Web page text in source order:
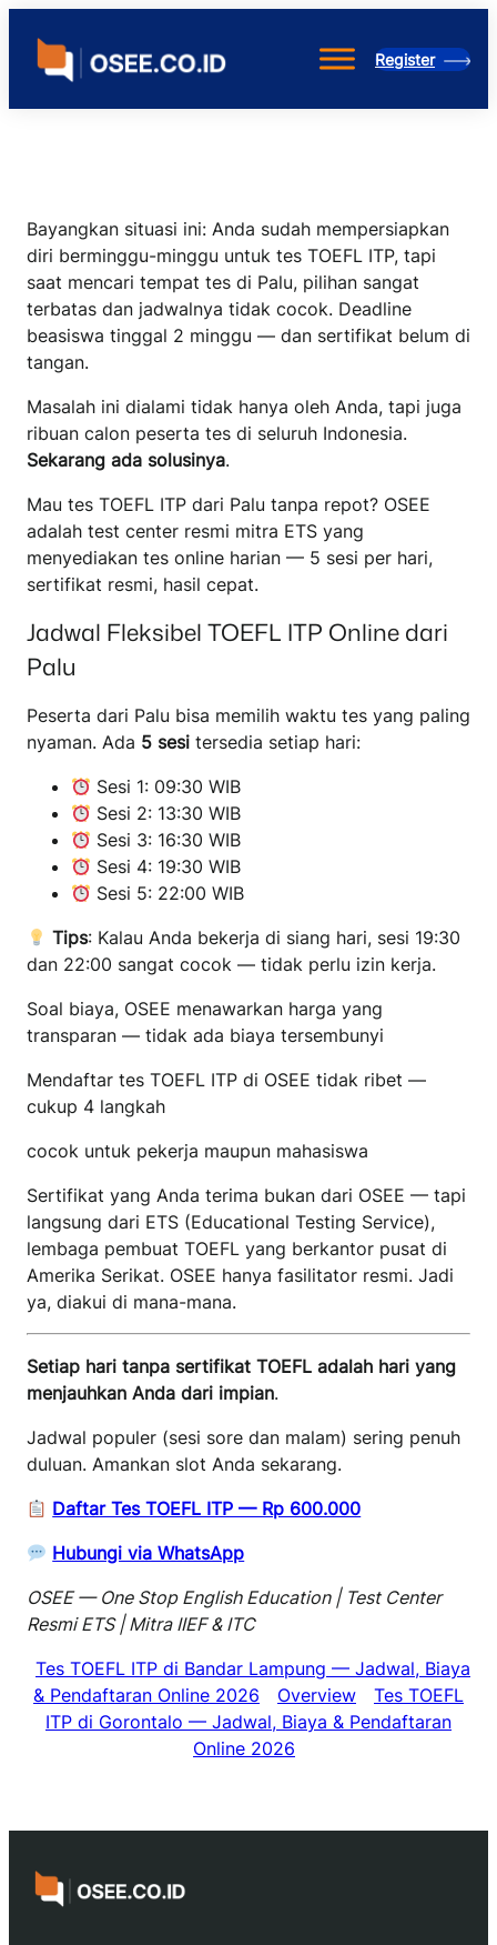
content
Register
Bayangkan situasi ini: Anda sudah mempersiapkan
diri berminggu-minggu untuk tes TOEFL ITP, tapi
saat mencari tempat tes di Palu, pilihan sangat
terbatas dan jadwalnya tidak cocok. Deadline
beasiswa tinggal 2 minggu — dan sertifikat belum di
tangan.
Masalah ini dialami tidak hanya oleh Anda, tapi juga
ribuan calon peserta tes di seluruh Indonesia.
Sekarang ada solusinya.
Mau tes TOEFL ITP dari Palu tanpa repot? OSEE
adalah test center resmi mitra ETS yang
menyediakan tes online harian — 5 sesi per hari,
sertifikat resmi, hasil cepat.
Jadwal Fleksibel TOEFL ITP Online dari
Palu
Peserta dari Palu bisa memilih waktu tes yang paling
nyaman. Ada 5 sesi tersedia setiap hari:
Sesi 1: 09:30 WIB
Sesi 2: 13:30 WIB
Sesi 3: 16:30 WIB
Sesi 4: 19:30 WIB
Sesi 5: 22:00 WIB
Tips: Kalau Anda bekerja di siang hari, sesi 19:30
dan 22:00 sangat cocok — tidak perlu izin kerja.
Soal biaya, OSEE menawarkan harga yang
transparan — tidak ada biaya tersembunyi
Mendaftar tes TOEFL ITP di OSEE tidak ribet —
cukup 4 langkah
cocok untuk pekerja maupun mahasiswa
Sertifikat yang Anda terima bukan dari OSEE — tapi
langsung dari ETS (Educational Testing Service),
lembaga pembuat TOEFL yang berkantor pusat di
Amerika Serikat. OSEE hanya fasilitator resmi. Jadi
ya, diakui di mana-mana.
Setiap hari tanpa sertifikat TOEFL adalah hari yang
menjauhkan Anda dari impian.
Jadwal populer (sesi sore dan malam) sering penuh
duluan. Amankan slot Anda sekarang.
Daftar Tes TOEFL ITP — Rp 600.000
Hubungi via WhatsApp
OSEE — One Stop English Education | Test Center
Resmi ETS | Mitra IIEF & ITC
Tes TOEFL ITP di Bandar Lampung — Jadwal, Biaya
& Pendaftaran Online 2026
Overview
Tes TOEFL
ITP di Gorontalo — Jadwal, Biaya & Pendaftaran
Online 2026